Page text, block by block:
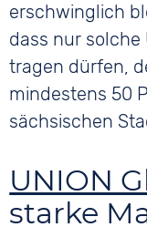
erschwinglich
dass nur solche
tragen dürfen,
mindestens 50
sächsischen
UNION
starke